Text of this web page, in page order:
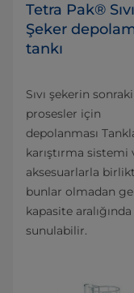
Tetra Pak® Sıvı
Şeker
tankı
Sıvı şekerin sonraki
prosesler için
depolanması
karıştırma sistemi
aksesuarlarla
bunlar olmadan
kapasite aralığında
sunulabilir.